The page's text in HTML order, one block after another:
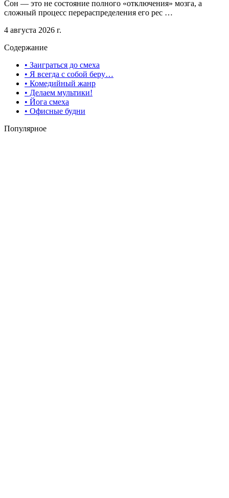
Сон — это не состояние полного «отключения» мозга, а
сложный процесс перераспределения его рес …
4 августа 2026 г.
Содержание
• Заиграться до смеха
• Я всегда с собой беру…
• Комедийный жанр
• Делаем мультики!
• Йога смеха
• Офисные будни
Популярное